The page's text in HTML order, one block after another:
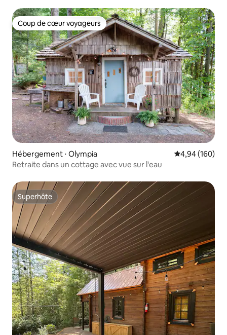
Coup de cœur voyageurs
Coup de cœur voyageurs
Hébergement ⋅ Olympia Évaluation
4,94 (160)
Retraite dans un cottage avec vue sur l'eau
Superhôte
Superhôte